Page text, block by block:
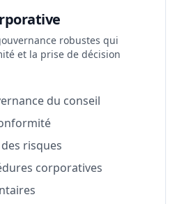
robustes qui
et la prise de décision
du conseil
risques
corporatives